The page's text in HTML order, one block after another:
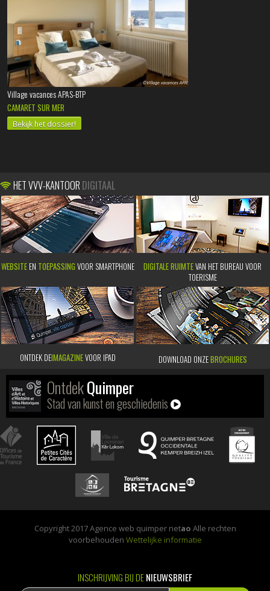
Village vacances APAS-BTP
CAMARET SUR MER
Bekijk het dossier!
HET VVV-KANTOOR DIGITAAL
WEBSITEEN TOEPASSING VOOR SMARTPHONE DIGITALE RUIMTEVAN HET BUREAU VOOR
TOERISME
ONTDEK DEIMAGAZINEVOOR IPAD DOWNLOAD ONZEBROCHURES
OntdekQuimper
Stad van kunst en geschiedenis
Copyright 2017 Agence web quimper netao Alle rechten
voorbehouden Wettelijke informatie
INSCHRIJVING BIJ DENIEUWSBRIEF